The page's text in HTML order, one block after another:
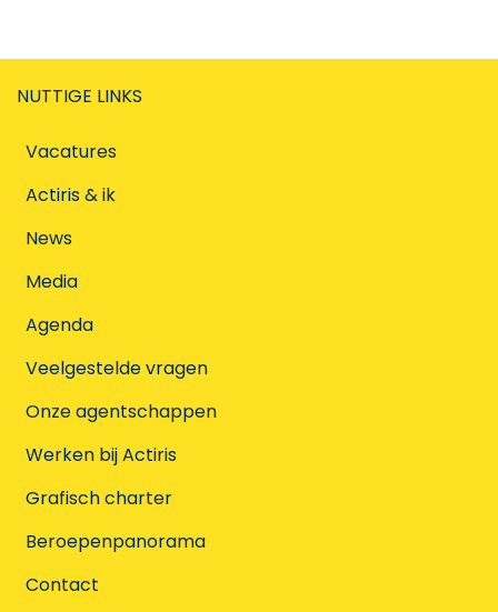
NUTTIGE LINKS
Vacatures
Actiris & ik
News
Media
Agenda
Veelgestelde vragen
Onze agentschappen
Werken bij Actiris
Grafisch charter
Beroepenpanorama
Contact